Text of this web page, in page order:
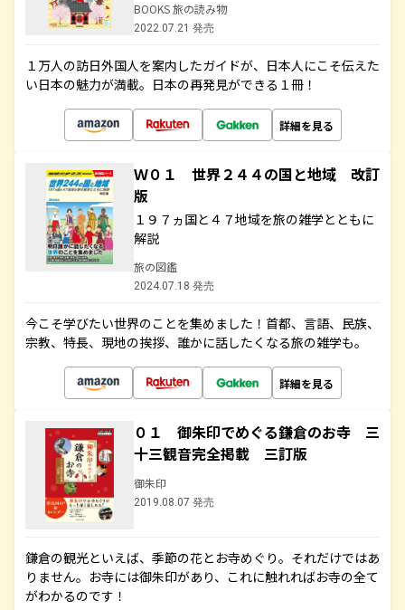
BOOKS 旅の読み物
2022.07.21 発売
１万人の訪日外国人を案内したガイドが、日本人にこそ伝えた
い日本の魅力が満載。日本の再発見ができる１冊！
詳細を見る
Ｗ０１ 世界２４４の国と地域 改訂
版
１９７ヵ国と４７地域を旅の雑学とともに
解説
旅の図鑑
2024.07.18 発売
今こそ学びたい世界のことを集めました！首都、言語、民族、
宗教、特長、現地の挨拶、誰かに話したくなる旅の雑学も。
詳細を見る
０１ 御朱印でめぐる鎌倉のお寺 三
十三観音完全掲載 三訂版
御朱印
2019.08.07 発売
鎌倉の観光といえば、季節の花とお寺めぐり。それだけではあ
りません。お寺には御朱印があり、これに触れればお寺の全て
がわかるのです！